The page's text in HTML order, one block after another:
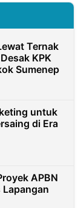
Ternak
KPK
Sumenep
untuk
di Era
APBN
Lapangan